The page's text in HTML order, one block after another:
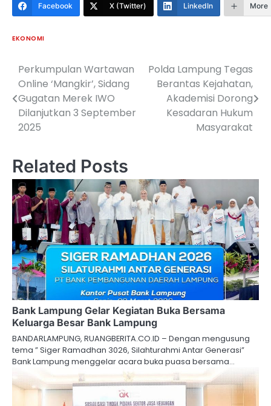
Facebook X (Twitter) LinkedIn More
EKONOMI
Navigasi
pos
Perkumpulan Wartawan
Online ‘Mangkir’, Sidang
Gugatan Merek IWO
Dilanjutkan 3 September
2025
Polda Lampung Tegas
Berantas Kejahatan,
Akademisi Dorong
Kesadaran Hukum
Masyarakat
Related Posts
Bank Lampung Gelar Kegiatan Buka Bersama
Keluarga Besar Bank Lampung
BANDARLAMPUNG, RUANGBERITA.CO.ID – Dengan mengusung
tema ” Siger Ramadhan 3026, Silahturahmi Antar Generasi”
Bank Lampung menggelar acara buka puasa bersama…